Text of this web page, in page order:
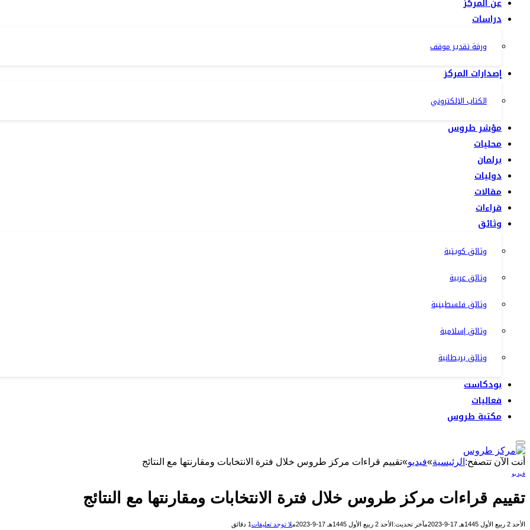
عن المركز
دراسات
ورقة تقدير موقف
إصدارات المركز
الكتاب الإلكتروني
مؤشر طروس
محليات
برلمان
دوليات
مقالات
قراءات
وثائق
وثائق كويتية
وثائق عربية
وثائق فلسطينية
وثائق إسلامية
وثائق بريطانية
بودكاست
فعاليات
مكتبة طروس
أنت الآن تتصفح: الرئيسية»فيديو»تقييم قراءات مركز طروس خلال فترة الانتخابات ومقارنتها مع النتائج
فيديو
تقييم قراءات مركز طروس خلال فترة الانتخابات ومقارنتها مع النتائج
الأحد 2 ربيع الأول 1445هـ 17-9-2023م آخر تحديث:الأحد 2 ربيع الأول 1445هـ 17-9-2023م لا توجد تعليقات1 دقائق